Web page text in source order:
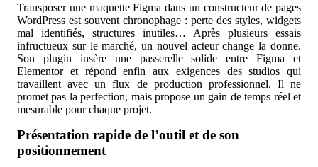
Transposer une maquette Figma dans un constructeur de pages
WordPress est souvent chronophage : perte des styles, widgets
mal identifiés, structures inutiles… Après plusieurs essais
infructueux sur le marché, un nouvel acteur change la donne.
Son plugin insère une passerelle solide entre Figma et
Elementor et répond enfin aux exigences des studios qui
travaillent avec un flux de production professionnel. Il ne
promet pas la perfection, mais propose un gain de temps réel et
mesurable pour chaque projet.
Présentation rapide de l’outil et de son
positionnement